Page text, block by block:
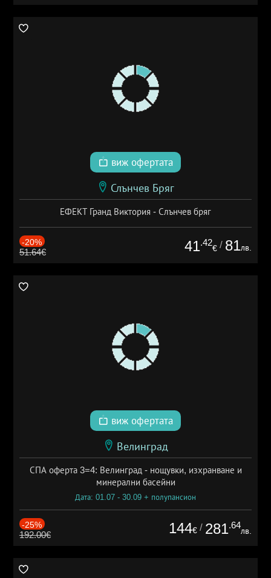
виж офертата
Слънчев Бряг
ЕФЕКТ Гранд Виктория - Слънчев бряг
-20%
51.64€ 41.42
€ / 81лв.
виж офертата
Велинград
СПА оферта 3=4: Велинград - нощувки, изхранване и
минерални басейни
Дата: 01.07 - 30.09 + полупансион
-25%
192.00€ 144€ / 281.64
лв.